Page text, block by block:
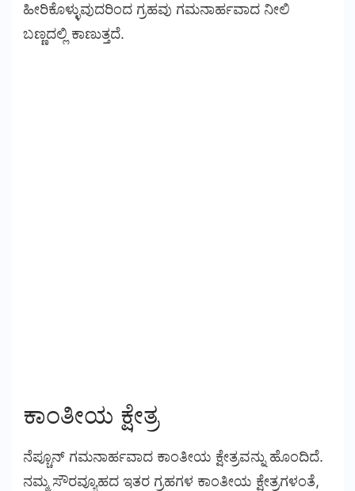
ಹೀರಿಕೊಳ್ಳುವುದರಿಂದ ಗ್ರಹವು ಗಮನಾರ್ಹವಾದ ನೀಲಿ
ಬಣ್ಣದಲ್ಲಿ ಕಾಣುತ್ತದೆ.
ಕಾಂತೀಯ ಕ್ಷೇತ್ರ
ನೆಪ್ಚೂನ್ ಗಮನಾರ್ಹವಾದ ಕಾಂತೀಯ ಕ್ಷೇತ್ರವನ್ನು ಹೊಂದಿದೆ.
ನಮ್ಮ ಸೌರವ್ಯೂಹದ ಇತರ ಗ್ರಹಗಳ ಕಾಂತೀಯ ಕ್ಷೇತ್ರಗಳಂತೆ,